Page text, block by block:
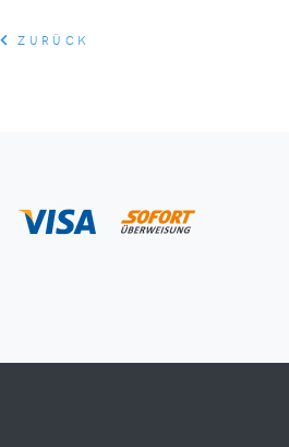
ZURÜCK